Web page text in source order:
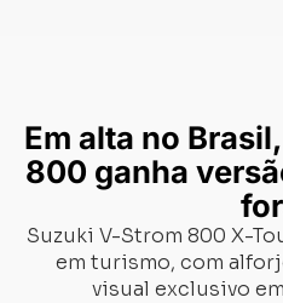
Em alta no
800 ganha
Suzuki V-Strom 800 X-
em turismo, com
visual exclusivo